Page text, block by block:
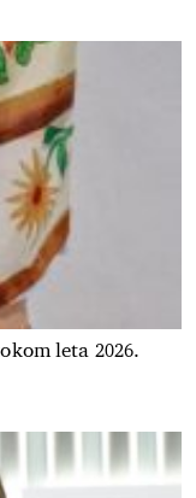
leta 2026.